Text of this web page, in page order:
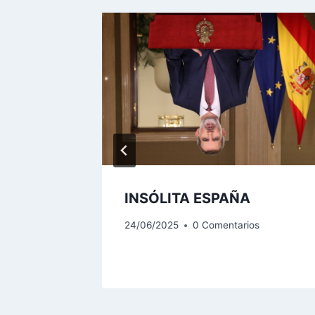
INSÓLITA ESPAÑA
24/06/2025 0 Comentarios